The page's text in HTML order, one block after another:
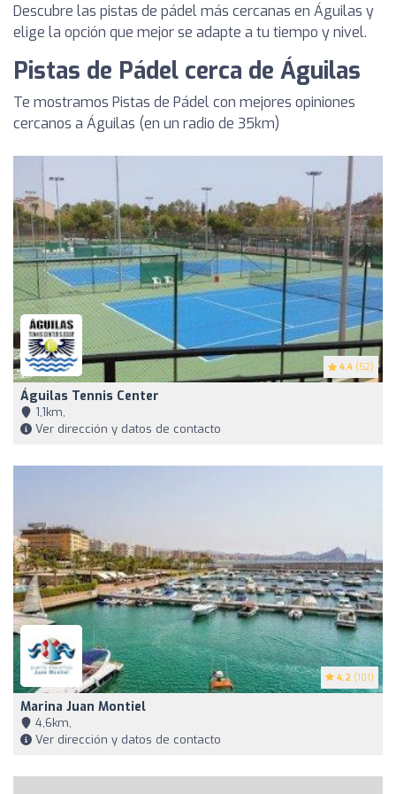
Descubre las pistas de pádel más cercanas en Águilas y
elige la opción que mejor se adapte a tu tiempo y nivel.
Pistas de Pádel cerca de Águilas
Te mostramos Pistas de Pádel con mejores opiniones
cercanos a Águilas (en un radio de 35km)
4.4 (52)
Águilas Tennis Center
1,1km,
Ver dirección y datos de contacto
4.2 (101)
Marina Juan Montiel
4,6km,
Ver dirección y datos de contacto